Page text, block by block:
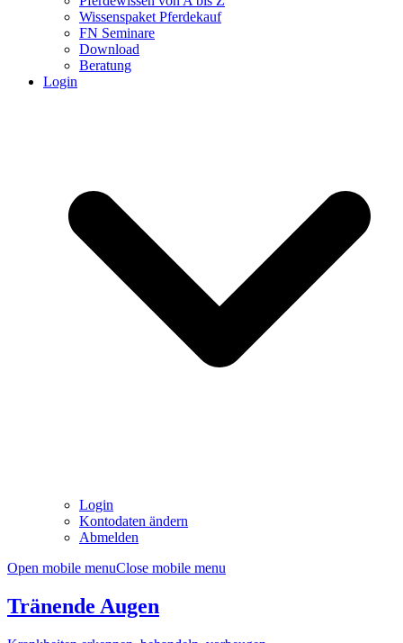
Wissenspaket Pferdekauf
FN Seminare
Download
Beratung
Login
Login
Kontodaten ändern
Abmelden
Open mobile menuClose mobile menu
Tränende Augen